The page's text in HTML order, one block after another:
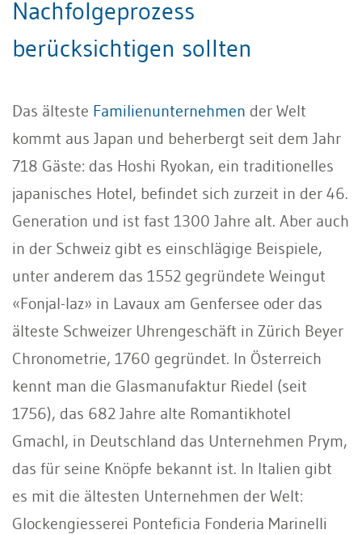
Nachfolgeprozess
berücksichtigen sollten
Das älteste Familienunternehmen der Welt
kommt aus Japan und beherbergt seit dem Jahr
718 Gäste: das Hoshi Ryokan, ein traditionelles
japanisches Hotel, befindet sich zurzeit in der 46.
Generation und ist fast 1300 Jahre alt. Aber auch
in der Schweiz gibt es einschlägige Beispiele,
unter anderem das 1552 gegründete Weingut
«Fonjal-laz» in Lavaux am Genfersee oder das
älteste Schweizer Uhrengeschäft in Zürich Beyer
Chronometrie, 1760 gegründet. In Österreich
kennt man die Glasmanufaktur Riedel (seit
1756), das 682 Jahre alte Romantikhotel
Gmachl, in Deutschland das Unternehmen Prym,
das für seine Knöpfe bekannt ist. In Italien gibt
es mit die ältesten Unternehmen der Welt:
Glockengiesserei Ponteficia Fonderia Marinelli